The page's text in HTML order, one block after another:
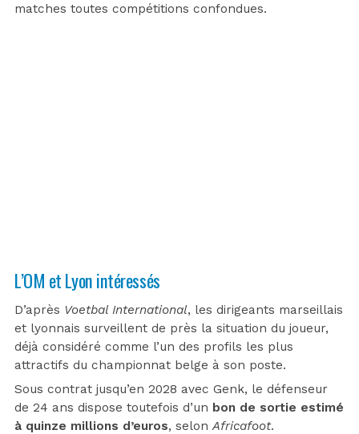
matches toutes compétitions confondues.
L’OM et Lyon intéressés
D’après Voetbal International, les dirigeants marseillais
et lyonnais surveillent de près la situation du joueur,
déjà considéré comme l’un des profils les plus
attractifs du championnat belge à son poste.
Sous contrat jusqu’en 2028 avec Genk, le défenseur
de 24 ans dispose toutefois d’un bon de sortie estimé
à quinze millions d’euros, selon Africafoot.